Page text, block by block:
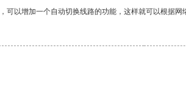
以增加一个自动切换线路的功能，这样就可以根据网